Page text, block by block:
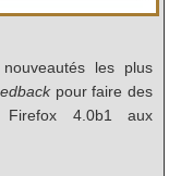
les plus
pour faire des
4.0b1 aux